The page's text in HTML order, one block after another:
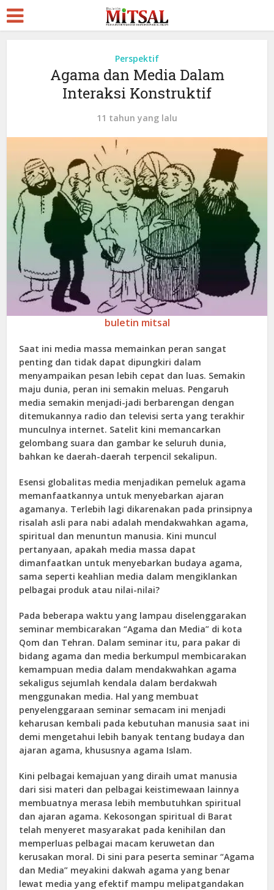
Perspektif
Agama dan Media Dalam
Interaksi Konstruktif
11 tahun yang lalu
buletin mitsal
Saat ini media massa memainkan peran sangat
penting dan tidak dapat dipungkiri dalam
menyampaikan pesan lebih cepat dan luas. Semakin
maju dunia, peran ini semakin meluas. Pengaruh
media semakin menjadi-jadi berbarengan dengan
ditemukannya radio dan televisi serta yang terakhir
munculnya internet. Satelit kini memancarkan
gelombang suara dan gambar ke seluruh dunia,
bahkan ke daerah-daerah terpencil sekalipun.
Esensi globalitas media menjadikan pemeluk agama
memanfaatkannya untuk menyebarkan ajaran
agamanya. Terlebih lagi dikarenakan pada prinsipnya
risalah asli para nabi adalah mendakwahkan agama,
spiritual dan menuntun manusia. Kini muncul
pertanyaan, apakah media massa dapat
dimanfaatkan untuk menyebarkan budaya agama,
sama seperti keahlian media dalam mengiklankan
pelbagai produk atau nilai-nilai?
Pada beberapa waktu yang lampau diselenggarakan
seminar membicarakan “Agama dan Media” di kota
Qom dan Tehran. Dalam seminar itu, para pakar di
bidang agama dan media berkumpul membicarakan
kemampuan media dalam mendakwahkan agama
sekaligus sejumlah kendala dalam berdakwah
menggunakan media. Hal yang membuat
penyelenggaraan seminar semacam ini menjadi
keharusan kembali pada kebutuhan manusia saat ini
demi mengetahui lebih banyak tentang budaya dan
ajaran agama, khususnya agama Islam.
Kini pelbagai kemajuan yang diraih umat manusia
dari sisi materi dan pelbagai keistimewaan lainnya
membuatnya merasa lebih membutuhkan spiritual
dan ajaran agama. Kekosongan spiritual di Barat
telah menyeret masyarakat pada kenihilan dan
memperluas pelbagai macam keruwetan dan
kerusakan moral. Di sini para peserta seminar “Agama
dan Media” meyakini dakwah agama yang benar
lewat media yang efektif mampu melipatgandakan